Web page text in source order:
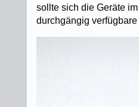
sollte sich die Geräte
durchgängig